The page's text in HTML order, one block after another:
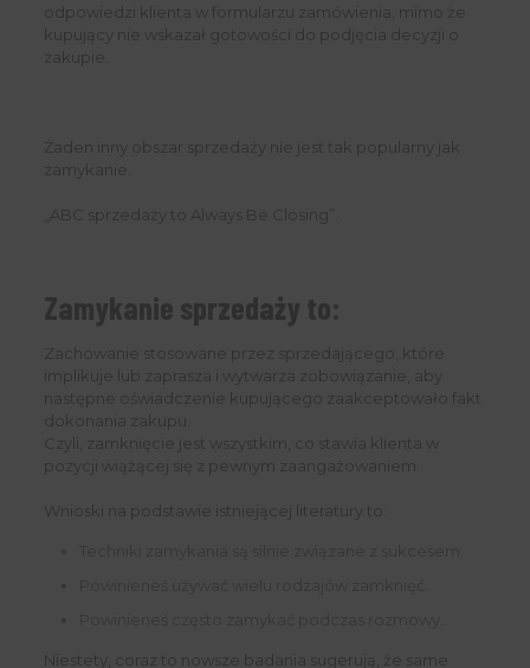
odpowiedzi klienta w formularzu zamówienia, mimo że
kupujący nie wskazał gotowości do podjęcia decyzji o
zakupie.
Żaden inny obszar sprzedaży nie jest tak popularny jak
zamykanie.
„ABC sprzedaży to Always Be Closing”.
Zamykanie sprzedaży to:
Zachowanie stosowane przez sprzedającego, które
implikuje lub zaprasza i wytwarza zobowiązanie, aby
następne oświadczenie kupującego zaakceptowało fakt
dokonania zakupu.
Czyli, zamknięcie jest wszystkim, co stawia klienta w
pozycji wiążącej się z pewnym zaangażowaniem.
Wnioski na podstawie istniejącej literatury to:
Niestety, coraz to nowsze badania sugerują, że same